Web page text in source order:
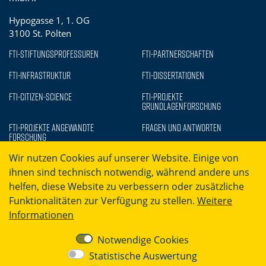
Hypogasse 1, 1. OG
3100 St. Pölten
FTI-Stiftungsprofessuren
FTI-Partnerschaften
FTI-Infrastruktur
FTI-Dissertationen
FTI-Citizen-Science
FTI-Projekte
Grundlagenforschung
FTI-Projekte Angewandte
Forschung
Fragen und Antworten
Barrierefreiheit
Impressum
Kontakt
Wir nutzen Cookies auf unserer Website. Einige von
ihnen sind technisch notwendig, während andere uns
helfen, diese Website zu verbessern oder zusätzliche
Funktionalitäten zur Verfügung zu stellen. Weitere
Informationen
Notwendige Cookies
Statistische Auswertung